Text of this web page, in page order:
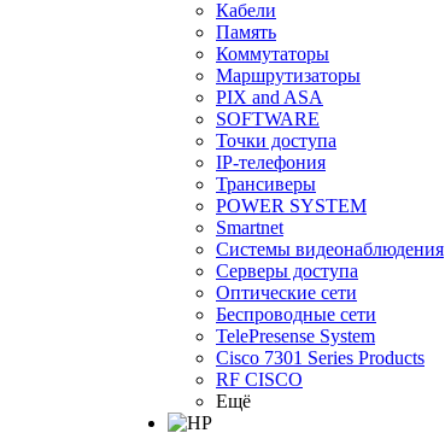
Кабели
Память
Коммутаторы
Маршрутизаторы
PIX and ASA
SOFTWARE
Точки доступа
IP-телефония
Трансиверы
POWER SYSTEM
Smartnet
Системы видеонаблюдения
Серверы доступа
Оптические сети
Беспроводные сети
TelePresense System
Cisco 7301 Series Products
RF CISCO
Ещё